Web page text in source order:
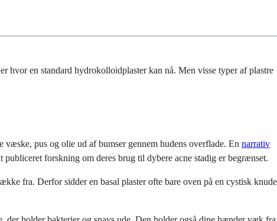
hvor en standard hydrokolloidplaster kan nå. Men visse typer af plastre
pus og olie ud af bumser gennem hudens overflade. En narrativ
forskning om deres brug til dybere acne stadig er begrænset.
fra. Derfor sidder en basal plaster ofte bare oven på en cystisk knude